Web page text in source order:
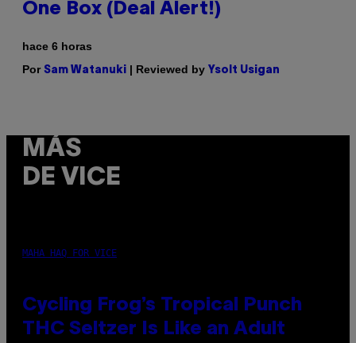
One Box (Deal Alert!)
hace 6 horas
Por Sam Watanuki | Reviewed by Ysolt Usigan
MÁS
DE VICE
MAHA HAQ FOR VICE
Cycling Frog’s Tropical Punch
THC Seltzer Is Like an Adult